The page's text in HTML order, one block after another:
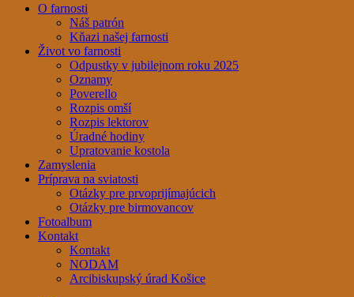
O farnosti
Náš patrón
Kňazi našej farnosti
Život vo farnosti
Odpustky v jubilejnom roku 2025
Oznamy
Poverello
Rozpis omší
Rozpis lektorov
Úradné hodiny
Upratovanie kostola
Zamyslenia
Príprava na sviatosti
Otázky pre prvoprijímajúcich
Otázky pre birmovancov
Fotoalbum
Kontakt
Kontakt
NODAM
Arcibiskupský úrad Košice